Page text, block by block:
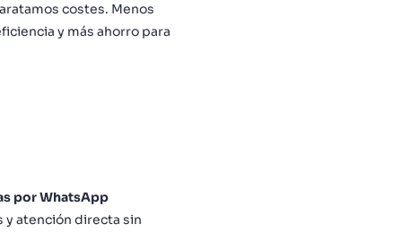
costes. Menos
y más ahorro para
por WhatsApp
y atención directa sin